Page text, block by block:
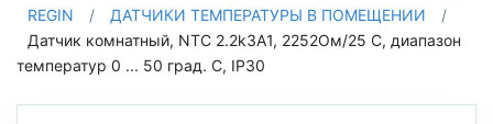
REGIN
/ ДАТЧИКИ ТЕМПЕРАТУРЫ В ПОМЕЩЕНИИ
/
Датчик комнатный, NTC 2.2k3A1, 2252Oм/25 С, диапазон
температур 0 ... 50 град. C, IP30